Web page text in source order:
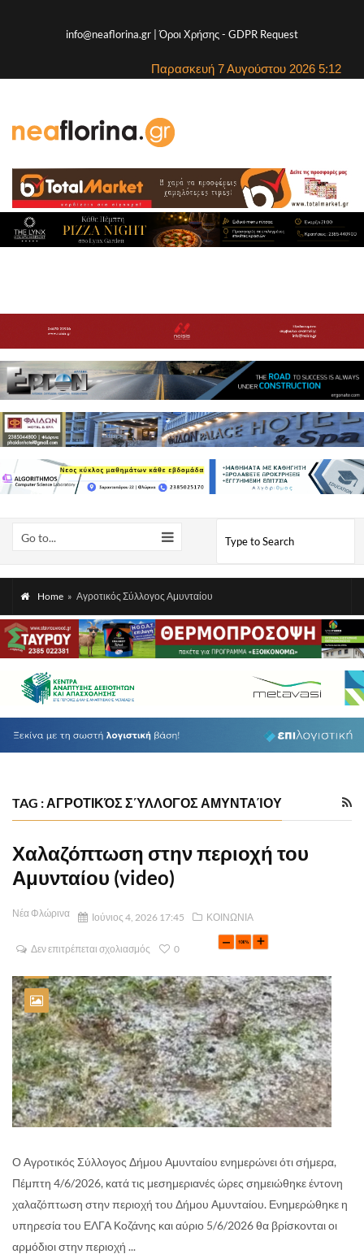
info@neaflorina.gr |Όροι Χρήσης- GDPR Request
Παρασκευή 7 Αυγούστου 2026 5:12
Go to...
Home » Αγροτικός Σύλλογος Αμυνταίου
TAG : ΑΓΡΟΤΙΚΌΣ ΣΎΛΛΟΓΟΣ ΑΜΥΝΤΑΊΟΥ
Χαλαζόπτωση στην περιοχή του
Αμυνταίου (video)
Νέα Φλώρινα Ιούνιος 4, 2026 17:45 ΚΟΙΝΩΝΙΑ
Δεν επιτρέπεται σχολιασμός 0
Ο Αγροτικός Σύλλογος Δήμου Αμυνταίου ενημερώνει ότι σήμερα,
Πέμπτη 4/6/2026, κατά τις μεσημεριανές ώρες σημειώθηκε έντονη
χαλαζόπτωση στην περιοχή του Δήμου Αμυνταίου. Ενημερώθηκε η
υπηρεσία του ΕΛΓΑ Κοζάνης και αύριο 5/6/2026 θα βρίσκονται οι
αρμόδιοι στην περιοχή ...